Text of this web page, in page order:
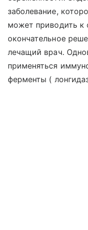
заболевание,
может приводить к
окончательное
лечащий врач.
применяться
ферменты (